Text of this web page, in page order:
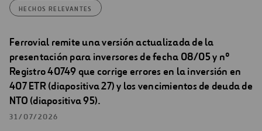
HECHOS RELEVANTES
Ferrovial remite una versión actualizada de la
presentación para inversores de fecha 08/05 y nº
Registro 40749 que corrige errores en la inversión en
407 ETR (diapositiva 27) y los vencimientos de deuda de
NTO (diapositiva 95).
31/07/2026